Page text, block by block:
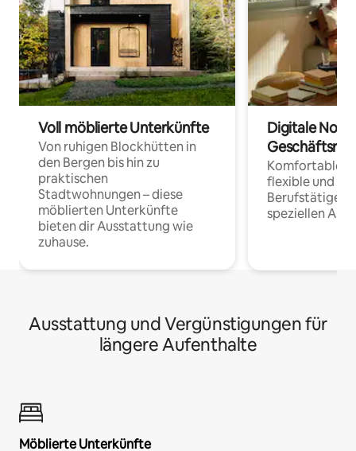
Voll möblierte Unterkünfte
Von ruhigen Blockhütten in
den Bergen bis hin zu
praktischen
Stadtwohnungen – diese
möblierten Unterkünfte
bieten dir Ausstattung wie
zuhause.
Digitale
Komfortable
flexible und
Berufstätige
speziellen
Ausstattung und Vergünstigungen für
längere Aufenthalte
Möblierte Unterkünfte